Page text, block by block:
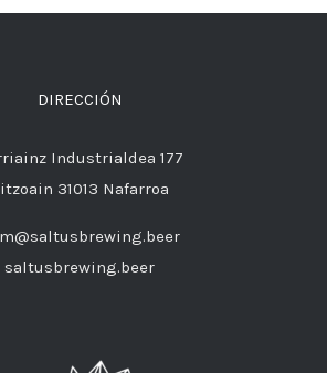
DIRECCIÓN
Industrialdea 177
31013 Nafarroa
saltusbrewing.beer